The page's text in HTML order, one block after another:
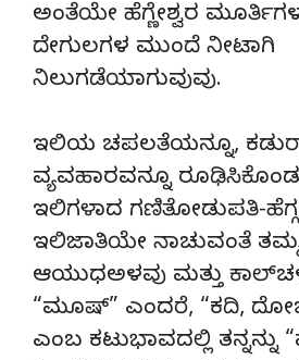
ಅಂತೆಯೇ ಹೆಗ್ಣೇಶ್ವರ ಮೂರ್ತಿಗಳು
ದೇಗುಲಗಳ ಮುಂದೆ ನೀಟಾಗಿ
ನಿಲುಗಡೆಯಾಗುವುವು.
ಇಲಿಯ ಚಪಲತೆಯನ್ನೂ,
ವ್ಯವಹಾರವನ್ನೂ
ಇಲಿಗಳಾದ ಗಣಿತೋಡುಪತಿ-
ಇಲಿಜಾತಿಯೇ ನಾಚುವಂತೆ
ಆಯುಧಅಳವು ಮತ್ತು
“ಮೂಷ್” ಎಂದರೆ, “ಕದಿ,
ಎಂಬ ಕಟುಭಾವದಲ್ಲಿ